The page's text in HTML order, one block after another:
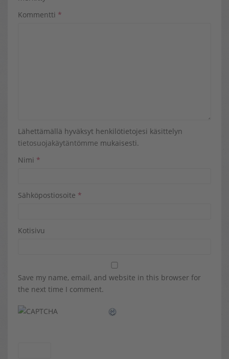
Kommentti *
Lähettämällä hyväksyt henkilötietojesi käsittelyn
tietosuojakäytäntömme mukaisesti.
Nimi *
Sähköpostiosoite *
Kotisivu
Save my name, email, and website in this browser for
the next time I comment.